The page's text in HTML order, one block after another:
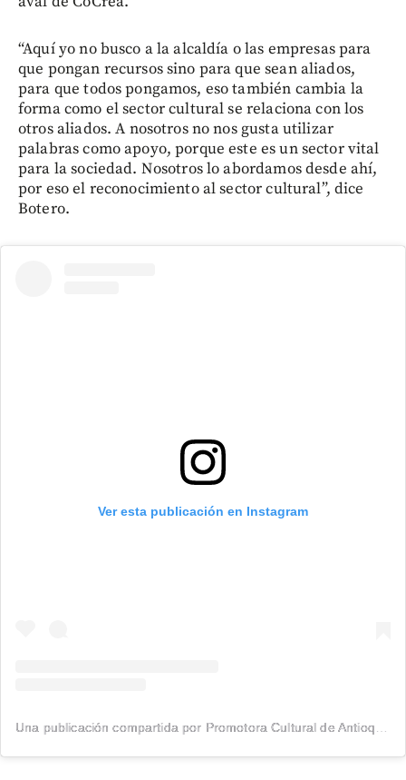
“Aquí yo no busco a la alcaldía o las empresas para
que pongan recursos sino para que sean aliados,
para que todos pongamos, eso también cambia la
forma como el sector cultural se relaciona con los
otros aliados. A nosotros no nos gusta utilizar
palabras como apoyo, porque este es un sector vital
para la sociedad. Nosotros lo abordamos desde ahí,
por eso el reconocimiento al sector cultural”, dice
Botero.
Ver esta publicación en Instagram
Una publicación compartida por Promotora Cultural de Antioquia (@promotora.cultural)